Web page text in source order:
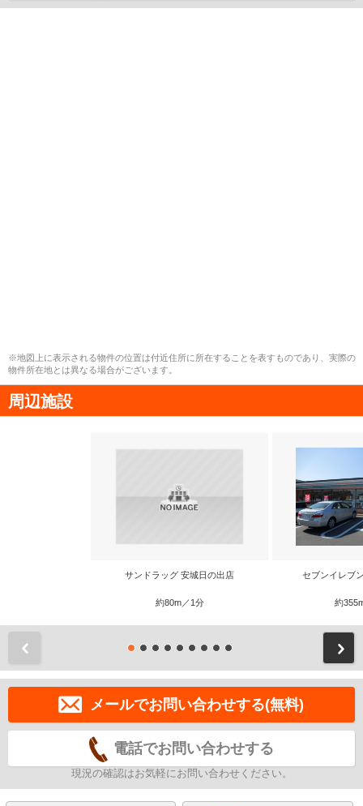
※地図上に表示される物件の位置は付近住所に所在することを表すものであり、実際の
物件所在地とは異なる場合がございます。
周辺施設
サンドラッグ 安城日の出店
約80m／1分
セブンイレブ
約
メールでお問い合わせする(無料)
電話でお問い合わせする
現況の確認はお気軽にお問い合わせください。